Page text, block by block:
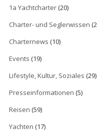
1a Yachtcharter(20)
Charter- und Seglerwissen
Charternews (10)
Events (19)
Lifestyle, Kultur, Soziales (29)
Presseinformationen (5)
Reisen (59)
Yachten (17)